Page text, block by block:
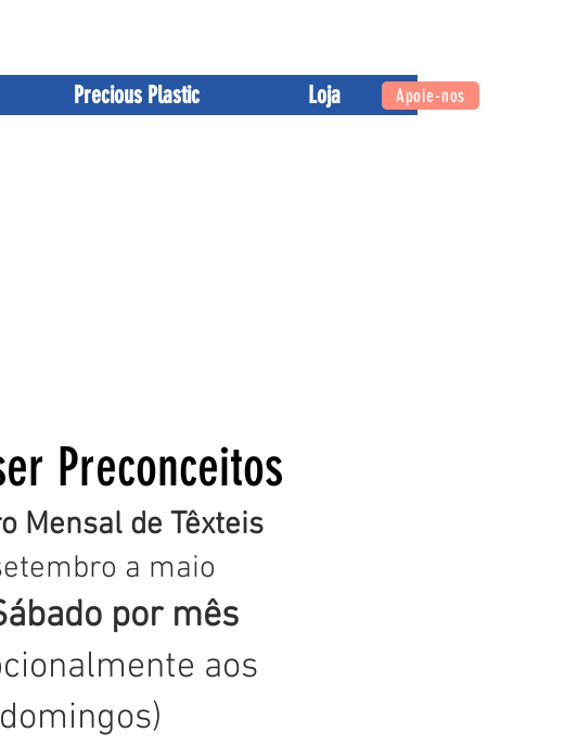
Precious Plastic Loja Apoie-nos
Preconceitos
Mensal de Têxteis
a maio
por mês
aos
domingos)